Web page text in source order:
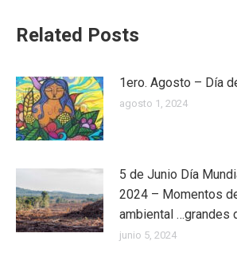
Related Posts
1ero. Agosto – Día
agosto 1, 2024
5 de Junio Día
2024 – Momentos
ambiental …grandes
junio 5, 2024